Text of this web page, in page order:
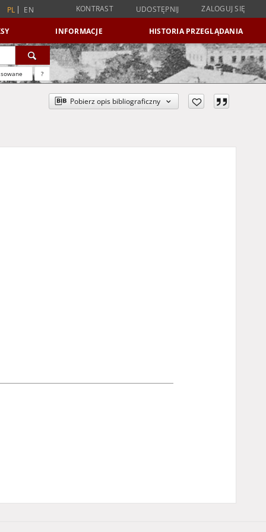
PL EN KONTRAST UDOSTĘPNIJ ZALOGUJ SIĘ
INFORMACJE HISTORIA PRZEGLĄDANIA
?
Pobierz opis bibliograficzny